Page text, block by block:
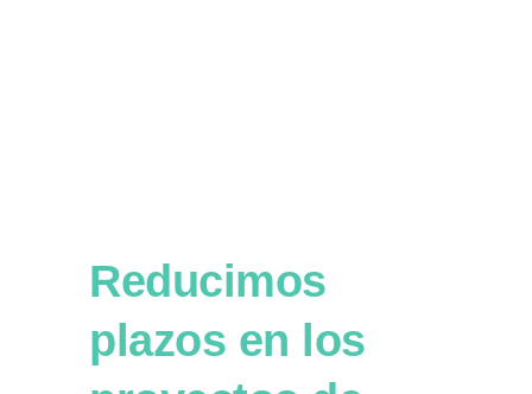
Reducimos
plazos en los